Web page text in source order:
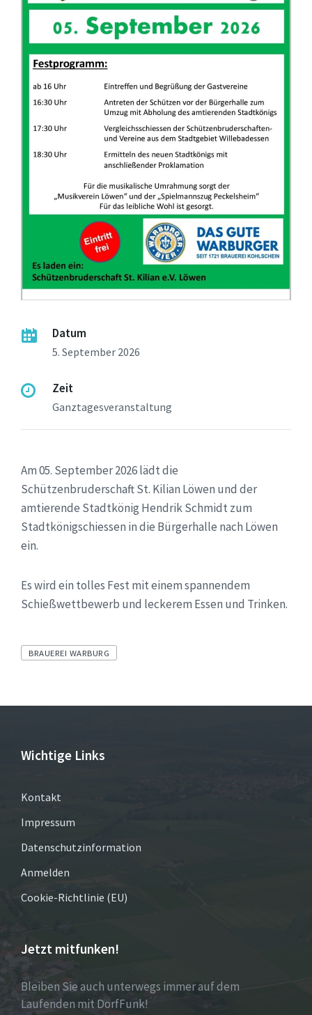
Datum
5. September 2026
Zeit
Ganztagesveranstaltung
Am 05. September 2026 lädt die
Schützenbruderschaft St. Kilian Löwen und der
amtierende Stadtkönig Hendrik Schmidt zum
Stadtkönigschiessen in die Bürgerhalle nach Löwen
ein.
Es wird ein tolles Fest mit einem spannendem
Schießwettbewerb und leckerem Essen und Trinken.
Tags
BRAUEREI WARBURG
Wichtige Links
Kontakt
Impressum
Datenschutzinformation
Anmelden
Cookie-Richtlinie (EU)
Jetzt mitfunken!
Bleiben Sie auch unterwegs immer auf dem
Laufenden mit DorfFunk!